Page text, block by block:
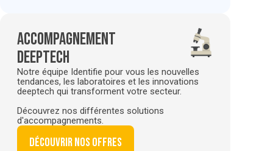
Accompagnement
deeptech
Notre équipe Identifie pour vous les nouvelles
tendances, les laboratoires et les innovations
deeptech qui transforment votre secteur.
Découvrez nos différentes solutions
d'accompagnements.
Découvrir nos offres